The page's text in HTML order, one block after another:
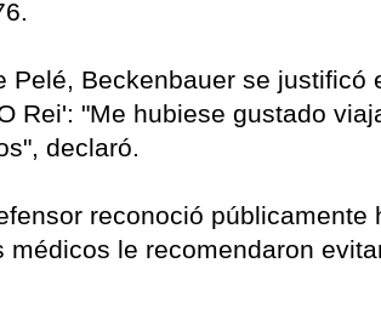
Beckenbauer se justificó
Rei': "Me hubiese gustado
declaró.
reconoció públicamente
le recomendaron